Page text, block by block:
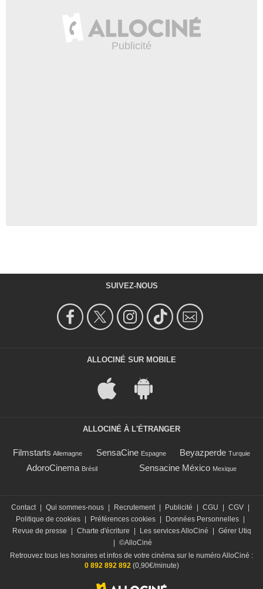
SUIVEZ-NOUS
ALLOCINÉ SUR MOBILE
ALLOCINÉ À L'ÉTRANGER
Filmstarts Allemagne SensaCine Espagne Beyazperde Turquie
AdoroCinema Brésil Sensacine México Mexique
Contact Qui sommes-nous Recrutement Publicité CGU CGV
Politique de cookies
Préférences cookies Données Personnelles
Revue de presse
Charte d'écriture Les services AlloCiné
Gérer Utiq
©AlloCiné
Retrouvez tous les horaires et infos de votre cinéma sur le numéro AlloCiné :
0 892 892 892(0,90€/minute)